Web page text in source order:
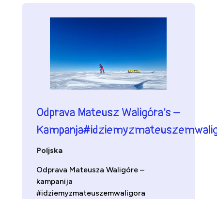
Odprava Mateusz Waligóra’s –
Poljska
Odprava Mateusza Waligóre –
kampanija
#idziemyzmateuszemwaligora